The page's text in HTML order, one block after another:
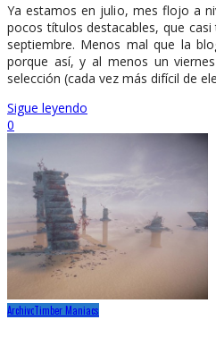
Ya estamos en julio, mes flojo a
pocos títulos destacables, que
septiembre. Menos mal que la
porque así, y al menos un
selección (cada vez más difícil de
Sigue leyendo
0
ArchivoTimber Maniacs